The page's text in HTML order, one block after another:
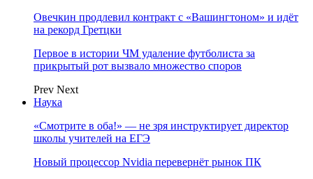
Овечкин продлевил контракт с «Вашингтоном» и идёт
на рекорд Гретцки
Первое в истории ЧМ удаление футболиста за
прикрытый рот вызвало множество споров
Prev Next
Наука
«Смотрите в оба!» — не зря инструктирует директор
школы учителей на ЕГЭ
Новый процессор Nvidia перевернёт рынок ПК